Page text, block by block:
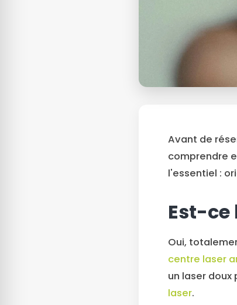
Avant de
comprendre
l'essentiel :
Est-ce
Oui,
centre laser
un laser
laser.